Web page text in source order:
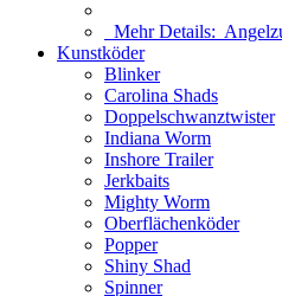
Mehr Details:
Kunstköder
Blinker
Carolina Shads
Doppelschwanztwister
Indiana Worm
Inshore Trailer
Jerkbaits
Mighty Worm
Oberflächenköder
Popper
Shiny Shad
Spinner